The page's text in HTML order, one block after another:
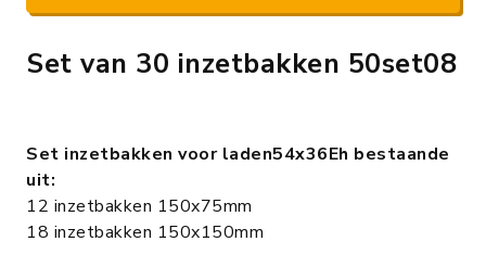
Set van 30 inzetbakken 50set08
Set inzetbakken voor laden54x36Eh bestaande
uit:
12 inzetbakken 150x75mm
18 inzetbakken 150x150mm